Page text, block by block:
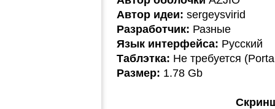
Автор идеи: sergeysvirid
Разработчик: Разные
Язык интерфейса: Русский
Таблэтка: Не требуется
Размер: 1.78 Gb